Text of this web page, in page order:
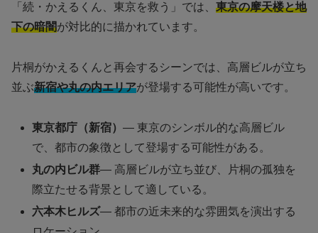
「続・かえるくん、東京を救う」では、 東京の摩天楼と地
下の暗闇が対比的に描かれています。
片桐がかえるくんと再会するシーンでは、高層ビルが立ち
並ぶ新宿や丸の内エリアが登場する可能性が高いです。
東京都庁（新宿）— 東京のシンボル的な高層ビル
で、都市の象徴として登場する可能性がある。
丸の内ビル群— 高層ビルが立ち並び、片桐の孤独を
際立たせる背景として適している。
六本木ヒルズ— 都市の近未来的な雰囲気を演出する